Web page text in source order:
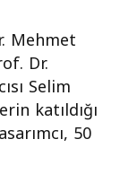
Mehmet
Dr.
Selim
katıldığı
50